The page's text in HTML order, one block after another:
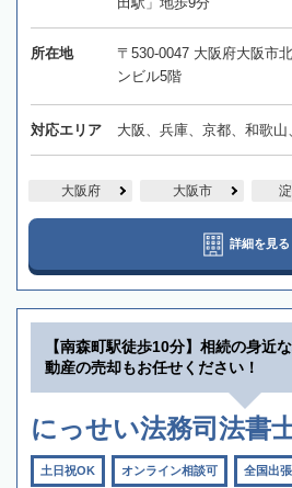
所在地
〒530-0047 大阪府大阪市
ンビル5階
対応エリア 大阪、兵庫、京都、和歌山
大阪府 大阪市
詳細を見る
【南森町駅徒歩10分】相続の身近
動産の売却もお任せください！
にっせい法務司法書
土日祝OK オンライン相談可 全国出